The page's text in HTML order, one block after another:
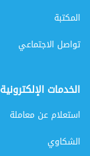
المكتبة
تواصل الاجتماعي
الخدمات الإلكترونية
استعلام عن معاملة
الشكاوي